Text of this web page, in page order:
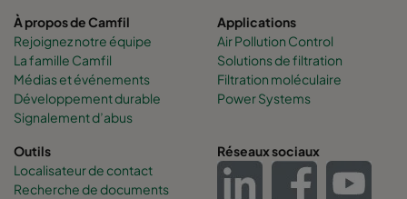
À propos de Camfil
Rejoignez notre équipe
La famille Camfil
Médias et événements
Développement durable
Signalement d’abus
Applications
Air Pollution Control
Solutions de filtration
Filtration moléculaire
Power Systems
Outils
Localisateur de contact
Recherche de documents
Réseaux sociaux